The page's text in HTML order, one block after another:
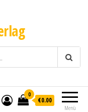
Menü
0
€0.00